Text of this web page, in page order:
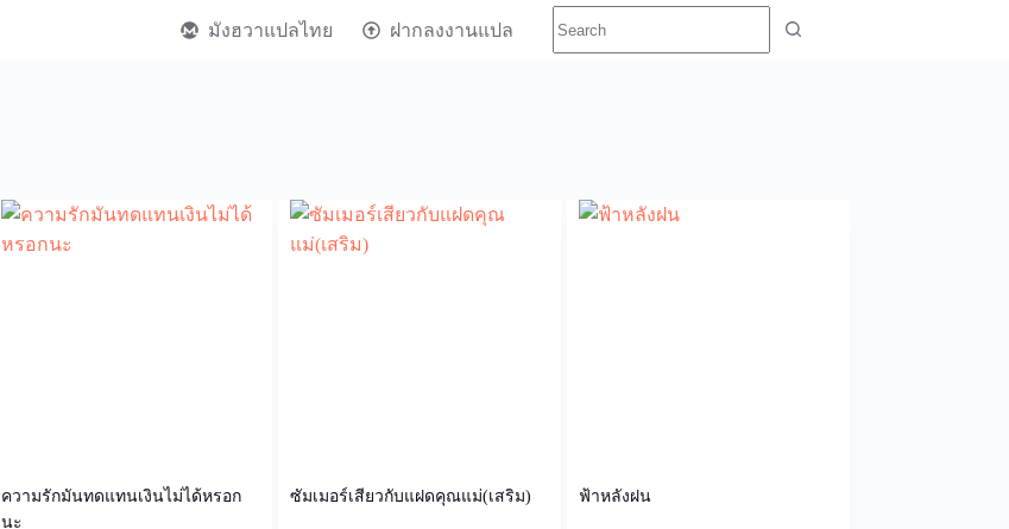
มังฮวาแปลไทย ฝากลงงานแปล
ความรักมันทดแทนเงินไม่ได้หรอก
นะ
ซัมเมอร์เสียวกับแฝดคุณแม่(เสริม) ฟ้าหลังฝน